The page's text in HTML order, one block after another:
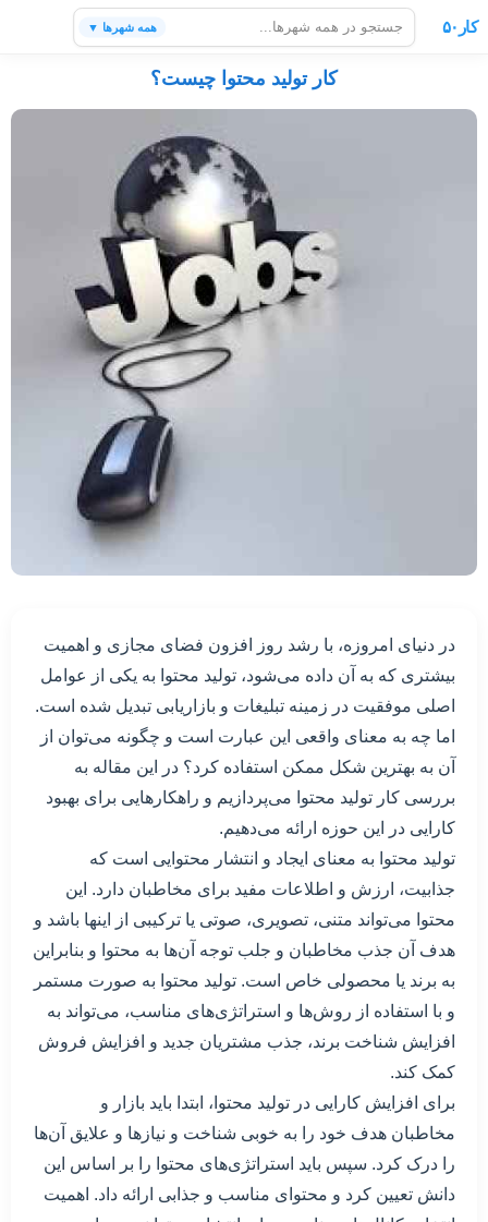
کار۵۰ همه شهرها ▼
کار تولید محتوا چیست؟
در دنیای امروزه، با رشد روز افزون فضای مجازی و اهمیت
بیشتری که به آن داده می‌شود، تولید محتوا به یکی از عوامل
اصلی موفقیت در زمینه تبلیغات و بازاریابی تبدیل شده است.
اما چه به معنای واقعی این عبارت است و چگونه می‌توان از
آن به بهترین شکل ممکن استفاده کرد؟ در این مقاله به
بررسی کار تولید محتوا می‌پردازیم و راهکارهایی برای بهبود
کارایی در این حوزه ارائه می‌دهیم.
تولید محتوا به معنای ایجاد و انتشار محتوایی است که
جذابیت، ارزش و اطلاعات مفید برای مخاطبان دارد. این
محتوا می‌تواند متنی، تصویری، صوتی یا ترکیبی از اینها باشد و
هدف آن جذب مخاطبان و جلب توجه آن‌ها به محتوا و بنابراین
به برند یا محصولی خاص است. تولید محتوا به صورت مستمر
و با استفاده از روش‌ها و استراتژی‌های مناسب، می‌تواند به
افزایش شناخت برند، جذب مشتریان جدید و افزایش فروش
کمک کند.
برای افزایش کارایی در تولید محتوا، ابتدا باید بازار و
مخاطبان هدف خود را به خوبی شناخت و نیازها و علایق آن‌ها
را درک کرد. سپس باید استراتژی‌های محتوا را بر اساس این
دانش تعیین کرد و محتوای مناسب و جذابی ارائه داد. اهمیت